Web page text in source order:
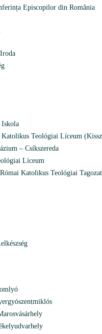
Episcopilor din România
Iskola
Teológiai Líceum
– Csíkszereda
Líceum
Katolikus Teológiai Tagozat